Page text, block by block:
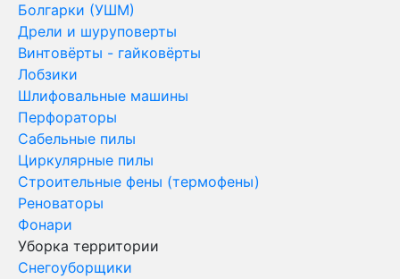
Болгарки (УШМ)
Дрели и шуруповерты
Винтовёрты - гайковёрты
Лобзики
Шлифовальные машины
Перфораторы
Сабельные пилы
Циркулярные пилы
Строительные фены (термофены)
Реноваторы
Фонари
Уборка территории
Снегоуборщики